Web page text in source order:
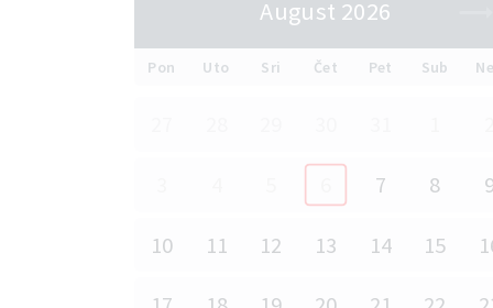
August 2026
Pon Uto Sri Čet Pet Sub
7 8
10 11 12 13 14 15